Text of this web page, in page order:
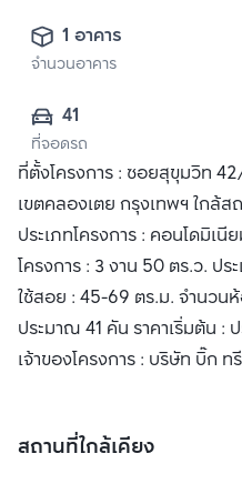
1 อาคาร
จำนวนอาคาร
41
ที่จอดรถ
ที่ตั้งโครงการ : ซอยสุขุมวิท
เขตคลองเตย กรุงเทพฯ ใกล้สถ
ประเภทโครงการ : คอนโดมิเนี
โครงการ : 3 งาน 50 ตร.ว. ปร
ใช้สอย : 45-69 ตร.ม. จำนวน
ประมาณ 41 คัน ราคาเริ่มต้น :
เจ้าของโครงการ : บริษัท บิ๊ก
สถานที่ใกล้เคียง